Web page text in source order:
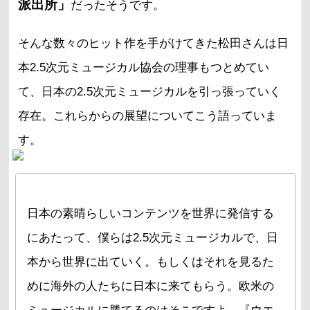
派出所」 だったそうです。
そんな数々のヒット作を手がけてきた松田さんは日
本2.5次元ミュージカル協会の理事もつとめてい
て、日本の2.5次元ミュージカルを引っ張っていく
存在。これらからの展望についてこう語っていま
す。
日本の素晴らしいコンテンツを世界に発信する
にあたって、僕らは2.5次元ミュージカルで、日
本から世界に出ていく。もしくはそれを見るた
めに海外の人たちに日本に来てもらう。欧米の